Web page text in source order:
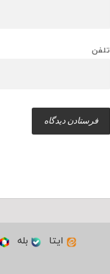
تلفن
ایتا بله